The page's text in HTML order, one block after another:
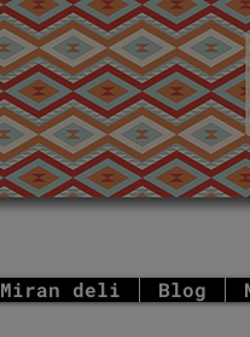
Miran deli Blog